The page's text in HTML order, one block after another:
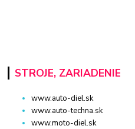
STROJE, ZARIADENIE
www.auto-diel.sk
www.auto-techna.sk
www.moto-diel.sk